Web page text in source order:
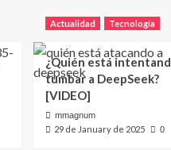
Actualidad Tecnología
¿Quién está
tumbar a DeepSeek?
[VIDEO]
mmagnum
29 de January de 2025 0